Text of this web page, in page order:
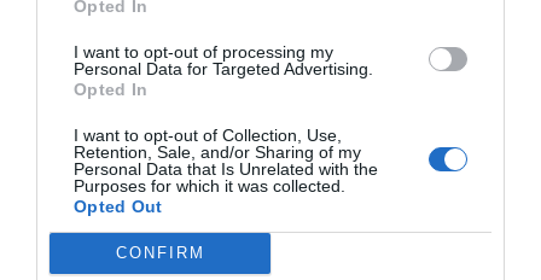
Opted In
I want to opt-out of processing my
Personal Data for Targeted Advertising.
Opted In
I want to opt-out of Collection, Use,
Retention, Sale, and/or Sharing of my
Personal Data that Is Unrelated with the
Purposes for which it was collected.
Opted Out
CONFIRM
Índex2P
Serie A
SSC Napoli
Imprimir